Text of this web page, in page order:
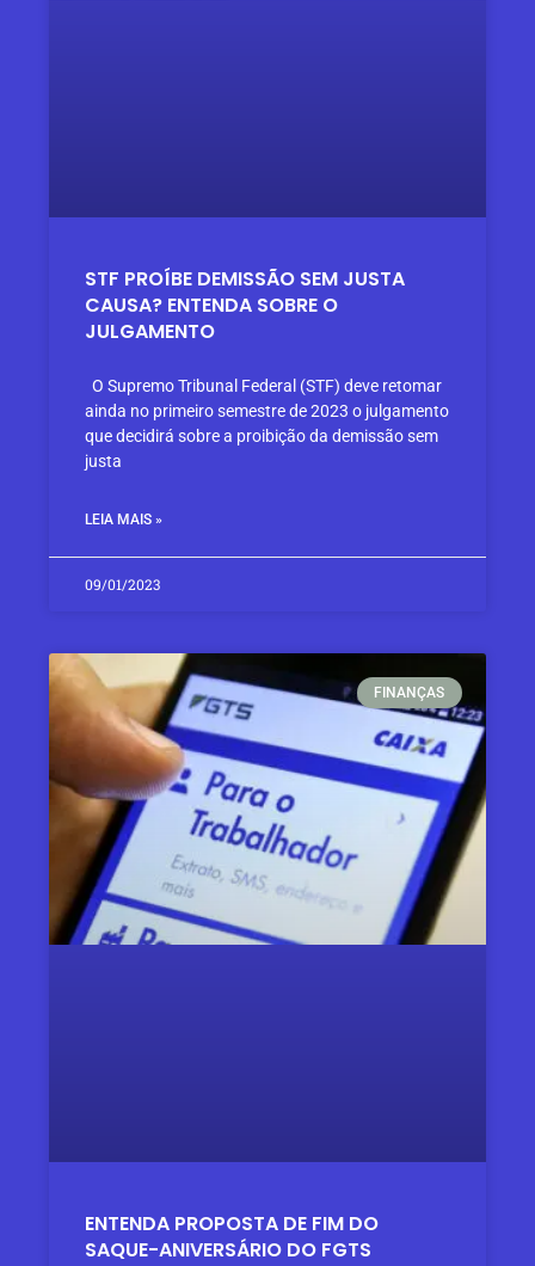
STF PROÍBE DEMISSÃO SEM JUSTA
CAUSA? ENTENDA SOBRE O
JULGAMENTO
O Supremo Tribunal Federal (STF) deve retomar
ainda no primeiro semestre de 2023 o julgamento
que decidirá sobre a proibição da demissão sem
justa
LEIA MAIS »
09/01/2023
FINANÇAS​
ENTENDA PROPOSTA DE FIM DO
SAQUE-ANIVERSÁRIO DO FGTS